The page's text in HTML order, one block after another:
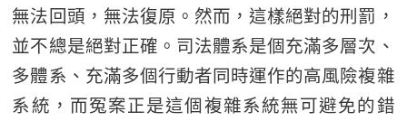
無法回頭，無法復原。然而，這樣絕對的刑罰，
並不總是絕對正確。司法體系是個充滿多層次、
多體系、充滿多個行動者同時運作的高風險複雜
系統，而冤案正是這個複雜系統無可避免的錯